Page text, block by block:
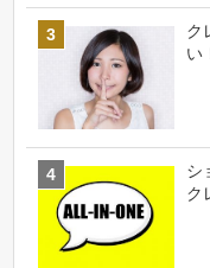
ク
い
シ
ク